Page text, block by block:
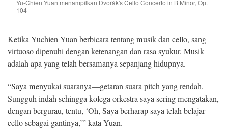
Yu-Chien Yuan menampilkan Dvořák's Cello Concerto in B Minor, Op.
104
Ketika Yuchien Yuan berbicara tentang musik dan cello, sang
virtuoso dipenuhi dengan ketenangan dan rasa syukur. Musik
adalah apa yang telah bersamanya sepanjang hidupnya.
“Saya menyukai suaranya—getaran suara pitch yang rendah.
Sungguh indah sehingga kolega orkestra saya sering mengatakan,
dengan bergurau, tentu, ‘Oh, Saya berharap saya telah belajar
cello sebagai gantinya,’” kata Yuan.